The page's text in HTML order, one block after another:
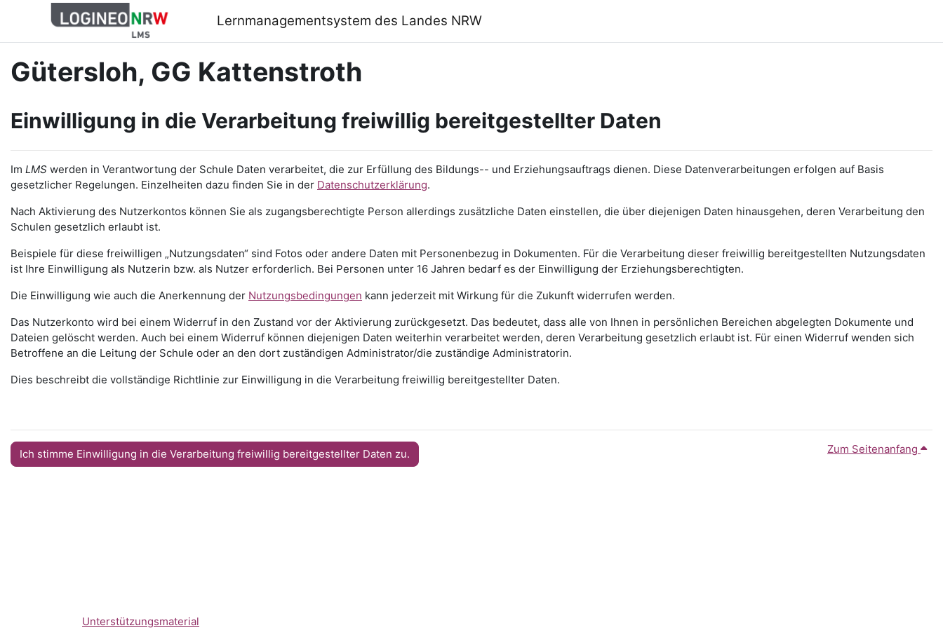
Zum Hauptinhalt
Lernmanagementsystem des Landes NRW
Gütersloh, GG Kattenstroth
Einwilligung in die Verarbeitung freiwillig bereitgestellter Daten
Im LMS werden in Verantwortung der Schule Daten verarbeitet, die zur Erfüllung des Bildungs-- und Erziehungsauftrags dienen. Diese Datenverarbeitungen erfolgen auf Basis
gesetzlicher Regelungen. Einzelheiten dazu finden Sie in der Datenschutzerklärung.
Nach Aktivierung des Nutzerkontos können Sie als zugangsberechtigte Person allerdings zusätzliche Daten einstellen, die über diejenigen Daten hinausgehen, deren Verarbeitung den
Schulen gesetzlich erlaubt ist.
Beispiele für diese freiwilligen „Nutzungsdaten“ sind Fotos oder andere Daten mit Personenbezug in Dokumenten. Für die Verarbeitung dieser freiwillig bereitgestellten Nutzungsdaten
ist Ihre Einwilligung als Nutzerin bzw. als Nutzer erforderlich. Bei Personen unter 16 Jahren bedarf es der Einwilligung der Erziehungsberechtigten.
Die Einwilligung wie auch die Anerkennung der Nutzungsbedingungen kann jederzeit mit Wirkung für die Zukunft widerrufen werden.
Das Nutzerkonto wird bei einem Widerruf in den Zustand vor der Aktivierung zurückgesetzt. Das bedeutet, dass alle von Ihnen in persönlichen Bereichen abgelegten Dokumente und
Dateien gelöscht werden. Auch bei einem Widerruf können diejenigen Daten weiterhin verarbeitet werden, deren Verarbeitung gesetzlich erlaubt ist. Für einen Widerruf wenden sich
Betroffene an die Leitung der Schule oder an den dort zuständigen Administrator/die zuständige Administratorin.
Dies beschreibt die vollständige Richtlinie zur Einwilligung in die Verarbeitung freiwillig bereitgestellter Daten.
Ich stimme Einwilligung in die Verarbeitung freiwillig bereitgestellter Daten zu. Zum Seitenanfang
Unterstützungsmaterial